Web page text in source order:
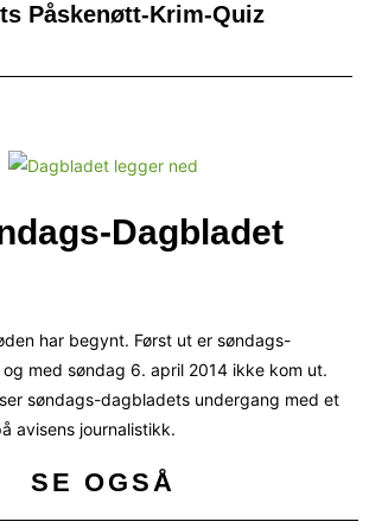
Påskenøtt-Krim-Quiz
Dagbladet
har begynt. Først ut er søndags-
med søndag 6. april 2014 ikke kom ut.
søndags-dagbladets undergang med et
avisens journalistikk.
SE OGSÅ